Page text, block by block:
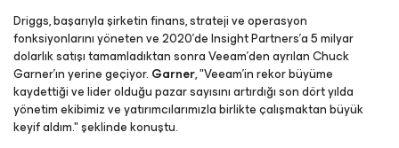
Driggs, başarıyla şirketin finans, strateji ve operasyon
fonksiyonlarını yöneten ve 2020'de Insight Partners'a 5 milyar
dolarlık satışı tamamladıktan sonra Veeam'den ayrılan Chuck
Garner'ın yerine geçiyor. Garner, "Veeam'in rekor büyüme
kaydettiği ve lider olduğu pazar sayısını artırdığı son dört yılda
yönetim ekibimiz ve yatırımcılarımızla birlikte çalışmaktan büyük
keyif aldım." şeklinde konuştu.